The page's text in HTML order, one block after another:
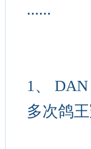
......
1、
多次鸽